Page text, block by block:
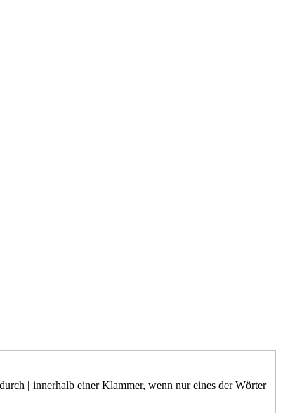
| innerhalb einer Klammer, wenn nur eines der Wörter